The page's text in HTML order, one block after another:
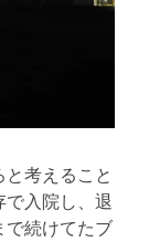
考えること
入院し、退
で続けてたブ